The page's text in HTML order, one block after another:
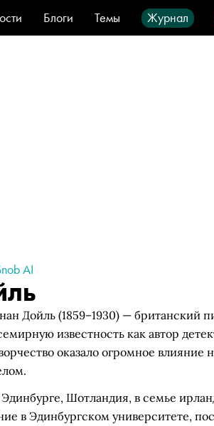
Блоги Темы Журнал
Стиль
Видео Город
AI
Дойль (1859–1930) — британский
известность как автор
оказало огромное влияние
Шотландия, в семье
в Эдинбургском университете,